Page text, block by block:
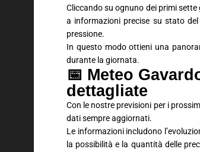
Cliccando su ognuno dei primi
a informazioni precise su stato
pressione.
In questo modo ottieni una
durante la giornata.
📅 Meteo
dettagliate
Con le nostre previsioni per i
dati sempre aggiornati.
Le informazioni includono
la possibilità e la quantità delle